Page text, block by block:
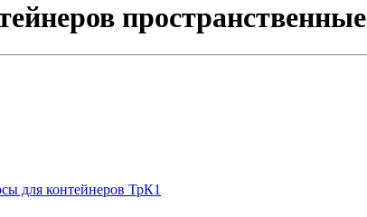
пространственные
для контейнеров ТрК1